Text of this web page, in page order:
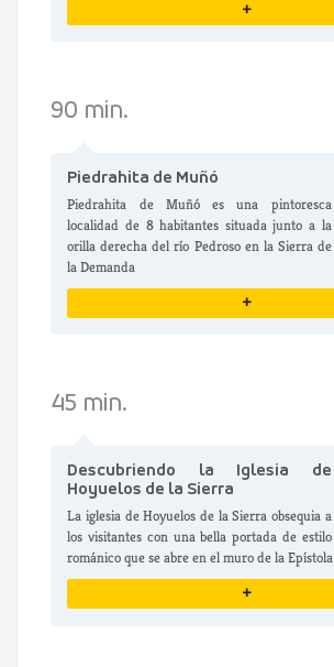
+
90 min.
Piedrahita de Muñó
Piedrahita de Muñó es una pintoresca
localidad de 8 habitantes situada junto a la
orilla derecha del río Pedroso en la Sierra de
la Demanda
+
45 min.
Descubriendo la Iglesia de
Hoyuelos de la Sierra
La iglesia de Hoyuelos de la Sierra obsequia a
los visitantes con una bella portada de estilo
románico que se abre en el muro de la Epístola
+